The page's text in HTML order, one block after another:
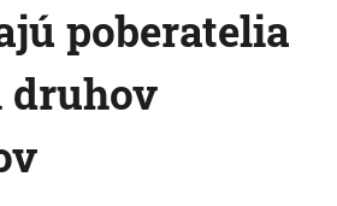
poberatelia
druhov